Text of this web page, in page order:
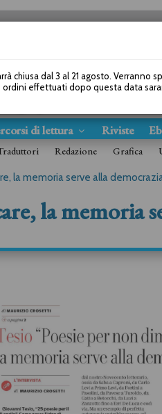
di lettura Riviste
Redazione Grafica
la memoria serve alla
la memoria
chiusa dal 3 al 21 agosto. Verranno
ordini effettuati dopo questa data